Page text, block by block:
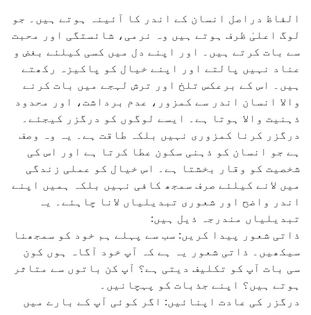
الفاظ دراصل انسان کے اندر کا آئینہ ہوتے ہیں۔ جو
لوگ اعلیٰ ظرف ہوتے ہیں وہ نرمی، شائستگی اور محبت
سے بات کرتے ہیں۔ اور اپنے دل میں کسی کیلئے بغض و
عناد نہیں پالتے اور اپنے خیال کو پاکیزہ رکھتے
ہیں۔ اس کے برعکس تلخ اور ترش لہجے میں بات کرنے
والا انسان اندر سے کمزور، عدم برداشت، اور محدود
ذہنیت والا ہوتا ہے۔ ایسے لوگوں کو درگزر کیجئے۔
درگزر کرنا کمزوری نہیں بلکہ طاقت ہے۔ یہ وہ وصف
ہے جو انسان کو ذہنی سکون عطا کرتا ہے اور اس کی
شخصیت کو وقار بخشتا ہے۔ اس خیال کو عملی زندگی
میں لانے کیلئے صرف سمجھ کافی نہیں بلکہ ہمیں اپنے
اندر واضح اور شعوری تبدیلیاں لانا چاہئے۔ یہ
تبدیلیاں مندرجہ ذیل ہیں:
ذاتی شعور پیدا کریں: سب سے پہلے ہم خود کو سمجھنا
سیکھیں۔ ذاتی شعور یہ ہے کہ آپ خود آگاہ ہوں کون
سی بات آپ کو تکلیف دیتی ہے؟ آپ کن باتوں سے متاثر
ہوتے ہیں؟ اپنے جذبات کو پہچانیں۔
درگزر کی عادت اپنائیں: اگر کوئی آپ کے بارے میں